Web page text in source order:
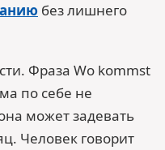
без лишнего
Фраза Wo kommst
по себе не
может задевать
Человек говорит